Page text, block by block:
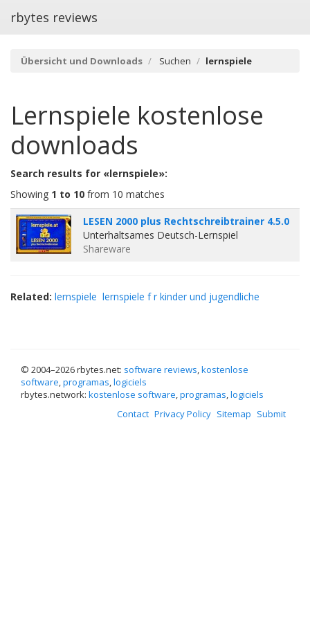
rbytes reviews
Übersicht und Downloads Suchen lernspiele
Lernspiele kostenlose
downloads
Search results for «lernspiele»:
Showing 1 to 10 from 10 matches
LESEN 2000 plus Rechtschreibtrainer 4.5.0
Unterhaltsames Deutsch-Lernspiel
Shareware
Related: lernspiele lernspiele f r kinder und jugendliche
© 2004–2026 rbytes.net: software reviews,kostenlose
software,programas,logiciels
rbytes.network: kostenlose software,programas,logiciels
Contact Privacy Policy Sitemap Submit